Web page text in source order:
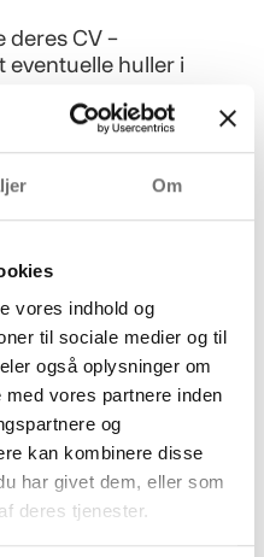
Om
vores indhold og
til sociale medier og til
også oplysninger om
vores partnere inden
og
kan kombinere disse
har givet dem, eller som
deres tjenester.
deres CV –
huller i
forventes for de
befinder sig, og
via en markant
ud til vores
og frem.
eller
af de nye
til at